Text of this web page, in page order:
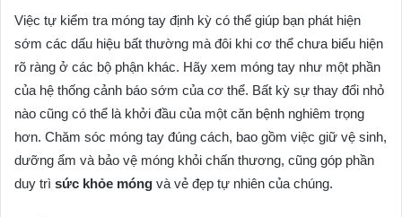
Việc tự kiểm tra móng tay định kỳ có thể giúp bạn phát hiện
sớm các dấu hiệu bất thường mà đôi khi cơ thể chưa biểu hiện
rõ ràng ở các bộ phận khác. Hãy xem móng tay như một phần
của hệ thống cảnh báo sớm của cơ thể. Bất kỳ sự thay đổi nhỏ
nào cũng có thể là khởi đầu của một căn bệnh nghiêm trọng
hơn. Chăm sóc móng tay đúng cách, bao gồm việc giữ vệ sinh,
dưỡng ẩm và bảo vệ móng khỏi chấn thương, cũng góp phần
duy trì sức khỏe móng và vẻ đẹp tự nhiên của chúng.